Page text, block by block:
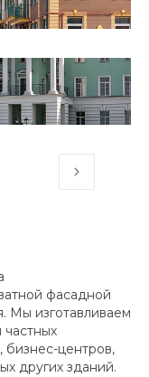
фасадной
Мы изготавливаем
бизнес-центров,
других зданий.